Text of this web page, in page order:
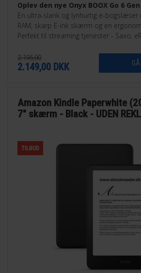
Oplev den nye Onyx BOOX Go 6 Gen
En ultra-slank og lynhurtig e-
RAM, skarp E-ink skærm og en
Perfekt til streaming tjenester - Saxo,
2.195,00
2.149,00 DKK
Amazon Kindle Paperwhite
7" skærm - Black - UDEN
TILBUD